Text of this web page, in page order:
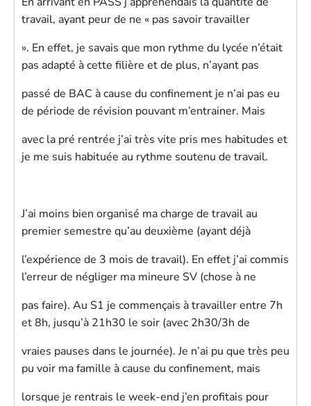
travail, ayant peur de ne « pas savoir travailler
». En effet, je savais que mon rythme du lycée n’était
pas adapté à cette filière et de plus, n’ayant pas
passé de BAC à cause du confinement je n’ai pas eu
de période de révision pouvant m’entrainer. Mais
avec la pré rentrée j’ai très vite pris mes habitudes et
je me suis habituée au rythme soutenu de travail.
J’ai moins bien organisé ma charge de travail au
premier semestre qu’au deuxième (ayant déjà
l’expérience de 3 mois de travail). En effet j’ai commis
l’erreur de négliger ma mineure SV (chose à ne
pas faire). Au S1 je commençais à travailler entre 7h
et 8h, jusqu’à 21h30 le soir (avec 2h30/3h de
vraies pauses dans le journée). Je n’ai pu que très peu
pu voir ma famille à cause du confinement, mais
lorsque je rentrais le week-end j’en profitais pour